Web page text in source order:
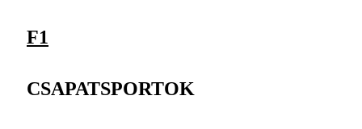
F1
CSAPATSPORTOK